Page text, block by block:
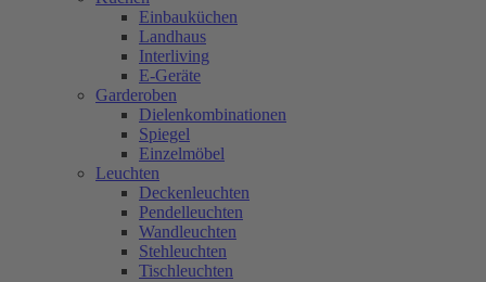
Einbauküchen
Landhaus
Interliving
E-Geräte
Garderoben
Dielenkombinationen
Spiegel
Einzelmöbel
Leuchten
Deckenleuchten
Pendelleuchten
Wandleuchten
Stehleuchten
Tischleuchten